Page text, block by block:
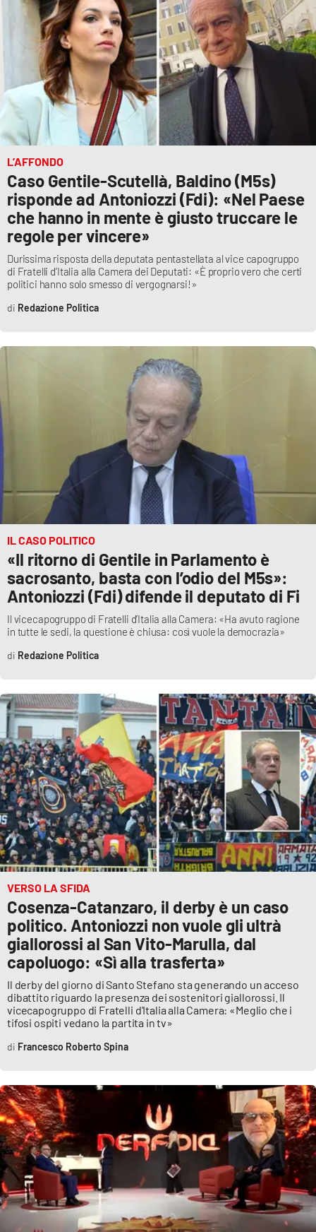
L’AFFONDO
Caso Gentile-Scutellà, Baldino (M5s)
risponde ad Antoniozzi (Fdi): «Nel Paese
che hanno in mente è giusto truccare le
regole per vincere»
Durissima risposta della deputata pentastellata al vice capogruppo
di Fratelli d’Italia alla Camera dei Deputati: «È proprio vero che certi
politici hanno solo smesso di vergognarsi!»
Redazione Politica
IL CASO POLITICO
«Il ritorno di Gentile in Parlamento è
sacrosanto, basta con l’odio del M5s»:
Antoniozzi (Fdi) difende il deputato di Fi
Il vicecapogruppo di Fratelli d’Italia alla Camera: «Ha avuto ragione
in tutte le sedi, la questione è chiusa: così vuole la democrazia»
Redazione Politica
VERSO LA SFIDA
Cosenza-Catanzaro, il derby è un caso
politico. Antoniozzi non vuole gli ultrà
giallorossi al San Vito-Marulla, dal
capoluogo: «Sì alla trasferta»
Il derby del giorno di Santo Stefano sta generando un acceso
dibattito riguardo la presenza dei sostenitori giallorossi. Il
vicecapogruppo di Fratelli d'Italia alla Camera: «Meglio che i
tifosi ospiti vedano la partita in tv»
Francesco Roberto Spina